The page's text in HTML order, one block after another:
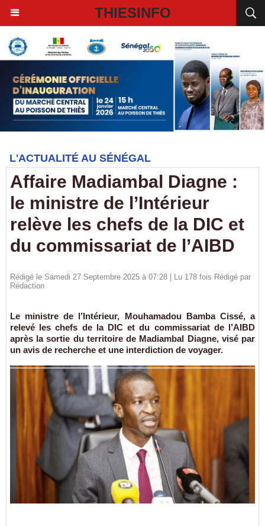
THIESINFO
L'ACTUALITÉ AU SÉNÉGAL
Affaire Madiambal Diagne :
le ministre de l’Intérieur
relève les chefs de la DIC et
du commissariat de l’AIBD
Rédigé le Samedi 27 Septembre 2025 à 07:28 | Lu 178 fois Rédigé par
Rédaction
Le ministre de l’Intérieur, Mouhamadou Bamba Cissé, a
relevé les chefs de la DIC et du commissariat de l’AIBD
après la sortie du territoire de Madiambal Diagne, visé par
un avis de recherche et une interdiction de voyager.